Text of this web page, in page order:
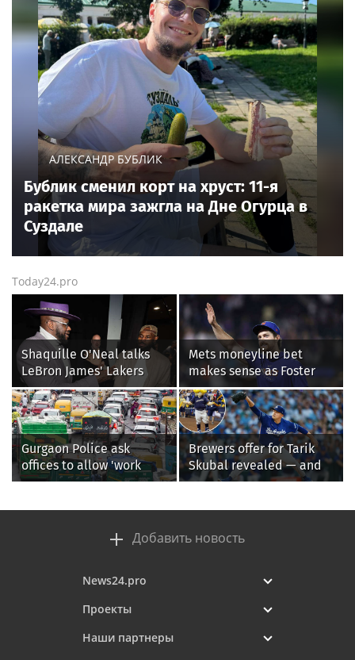
АЛЕКСАНДР БУБЛИК
Бублик сменил корт на хруст: 11-я
ракетка мира зажгла на Дне Огурца в
Суздале
Today24.pro
Shaquille O'Neal talks
LeBron James' Lakers
legacy, why his new 76ers
might be extremely
'dangerous'
Mets moneyline bet
makes sense as Foster
Griffin faces first start
with Cleveland
Guardians
Gurgaon Police ask
offices to allow 'work
from home' as heavy rain
Brewers offer for Tarik
Skubal revealed — and
it’s better than the
Добавить новость
News24.pro
Проекты
Наши партнеры